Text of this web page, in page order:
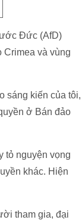
Đức (AfD)
Crimea và vùng
sáng kiến của tôi,
ở Bán đảo
tỏ nguyện vọng
khác. Hiện
tham gia, đại